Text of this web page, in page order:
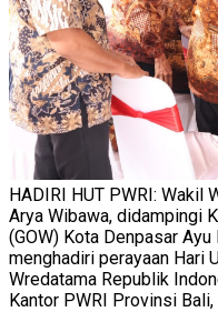
HADIRI HUT PWRI: Wakil
Arya Wibawa, didampingi
(GOW) Kota Denpasar
menghadiri perayaan Hari
Wredatama Republik
Kantor PWRI Provinsi